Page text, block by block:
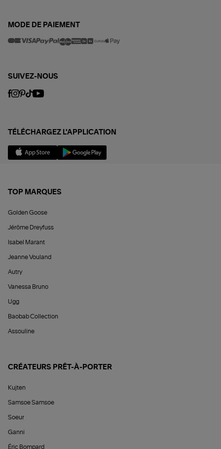
MODE DE PAIEMENT
SUIVEZ-NOUS
TÉLÉCHARGEZ L'APPLICATION
TOP MARQUES
Golden Goose
Jérôme Dreyfuss
Isabel Marant
Jeanne Vouland
Autry
Vanessa Bruno
Ugg
Baobab Collection
Assouline
CRÉATEURS PRÊT-À-PORTER
Kujten
Samsoe Samsoe
Soeur
Ganni
Éric Bompard